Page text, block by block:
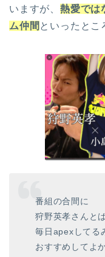
いますが、 熱愛では
ム仲間 といったとこ
番組の合間に
狩野英孝さんと
毎日apexしてる
おすすめしてよ